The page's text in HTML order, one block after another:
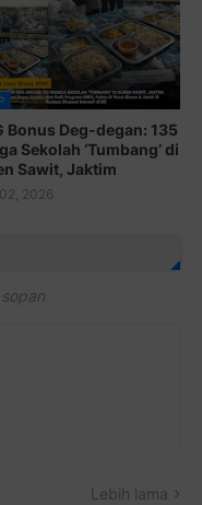
Bonus Deg-degan: 135
Sekolah ‘Tumbang’ di
Sawit, Jaktim
2026
Lebih lama